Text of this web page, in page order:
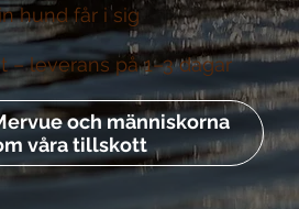
och människorna
våra tillskott
hund får i sig
–leverans på 1–3 dagar